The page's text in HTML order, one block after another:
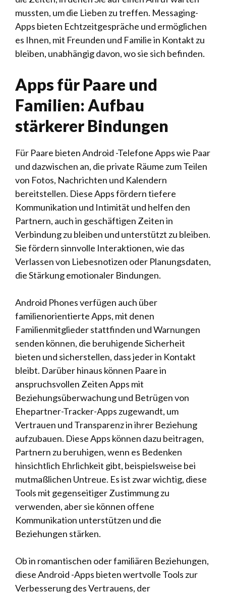
mussten, um die Lieben zu treffen. Messaging-
Apps bieten Echtzeitgespräche und ermöglichen
es Ihnen, mit Freunden und Familie in Kontakt zu
bleiben, unabhängig davon, wo sie sich befinden.
Apps für Paare und
Familien: Aufbau
stärkerer Bindungen
Für Paare bieten Android -Telefone Apps wie Paar
und dazwischen an, die private Räume zum Teilen
von Fotos, Nachrichten und Kalendern
bereitstellen. Diese Apps fördern tiefere
Kommunikation und Intimität und helfen den
Partnern, auch in geschäftigen Zeiten in
Verbindung zu bleiben und unterstützt zu bleiben.
Sie fördern sinnvolle Interaktionen, wie das
Verlassen von Liebesnotizen oder Planungsdaten,
die Stärkung emotionaler Bindungen.
Android Phones verfügen auch über
familienorientierte Apps, mit denen
Familienmitglieder stattfinden und Warnungen
senden können, die beruhigende Sicherheit
bieten und sicherstellen, dass jeder in Kontakt
bleibt. Darüber hinaus können Paare in
anspruchsvollen Zeiten Apps mit
Beziehungsüberwachung und Betrügen von
Ehepartner-Tracker-Apps zugewandt, um
Vertrauen und Transparenz in ihrer Beziehung
aufzubauen. Diese Apps können dazu beitragen,
Partnern zu beruhigen, wenn es Bedenken
hinsichtlich Ehrlichkeit gibt, beispielsweise bei
mutmaßlichen Untreue. Es ist zwar wichtig, diese
Tools mit gegenseitiger Zustimmung zu
verwenden, aber sie können offene
Kommunikation unterstützen und die
Beziehungen stärken.
Ob in romantischen oder familiären Beziehungen,
diese Android -Apps bieten wertvolle Tools zur
Verbesserung des Vertrauens, der